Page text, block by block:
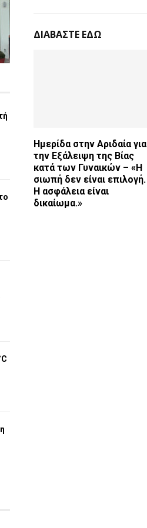
ΔΙΑΒΑΣΤΕ ΕΔΩ
Ημερίδα στην Αριδαία για
την Εξάλειψη της Βίας
κατά των Γυναικών – «Η
σιωπή δεν είναι επιλογή.
Η ασφάλεια είναι
δικαίωμα.»